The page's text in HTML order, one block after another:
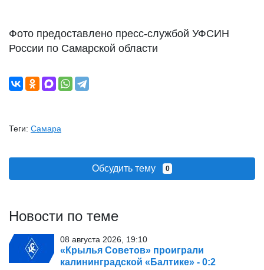
Фото предоставлено пресс-службой УФСИН
России по Самарской области
Теги: Самара
Обсудить тему 0
Новости по теме
08 августа 2026, 19:10
«Крылья Советов» проиграли
калининградской «Балтике» - 0:2